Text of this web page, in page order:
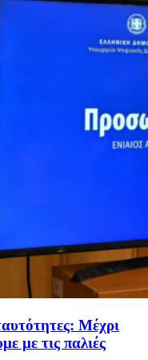
Μέχρι
με τις παλιές